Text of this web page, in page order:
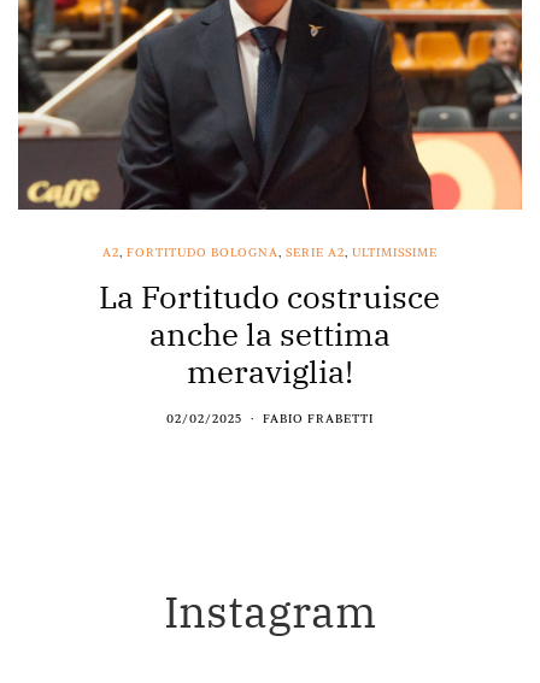
A2, FORTITUDO BOLOGNA, SERIE A2, ULTIMISSIME
La Fortitudo costruisce
anche la settima
meraviglia!
02/02/2025 FABIO FRABETTI
Instagram